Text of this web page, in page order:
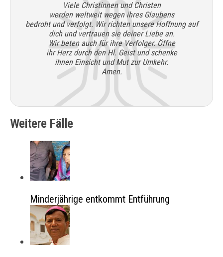
Viele Christinnen und Christen
werden weltweit wegen ihres Glaubens
bedroht und verfolgt. Wir richten unsere Hoffnung auf
dich und vertrauen sie deiner Liebe an.
Wir beten auch für ihre Verfolger. Öffne
ihr Herz durch den Hl. Geist und schenke
ihnen Einsicht und Mut zur Umkehr.
Amen.
Weitere Fälle
Minderjährige entkommt Entführung